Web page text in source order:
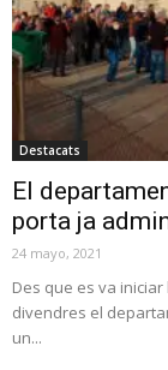
Destacats
El
porta ja
24 mayo, 2021
Des que es va
divendres el
un...